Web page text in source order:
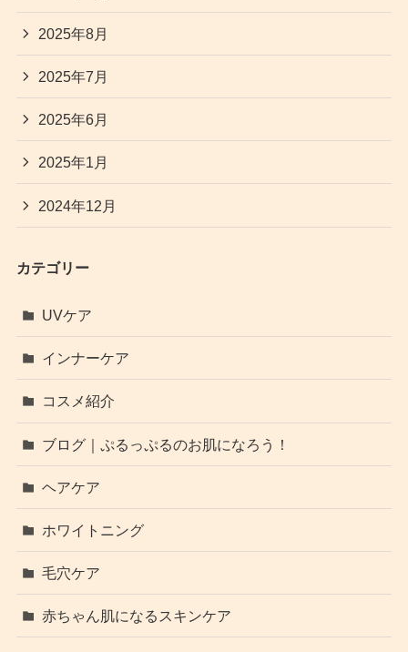
2025年8月
2025年7月
2025年6月
2025年1月
2024年12月
カテゴリー
UVケア
インナーケア
コスメ紹介
ブログ｜ぷるっぷるのお肌になろう！
ヘアケア
ホワイトニング
毛穴ケア
赤ちゃん肌になるスキンケア